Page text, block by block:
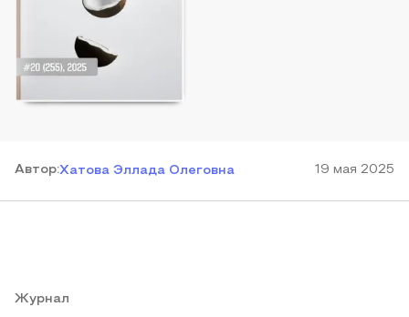
Автор:Хатова Эллада Олеговна 19 мая 2025
Журнал